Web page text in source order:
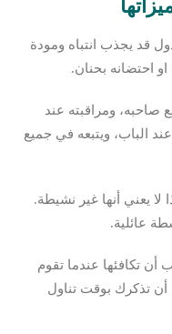
قد يجذب انتباه ومودة
احتضانه بحنان.
ومراقبته عند
عند الباب، ويتبعه في جميع
يعني أنها غير نشيطة.
عائلية.
أن تكافئها عندما تقوم
تذكرك بوقت تناول